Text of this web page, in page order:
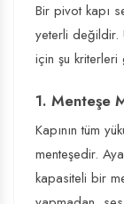
Bir pivot kapı
yeterli değildir.
için şu
1. Menteşe
Kapının tüm
menteşedir.
kapasiteli bir